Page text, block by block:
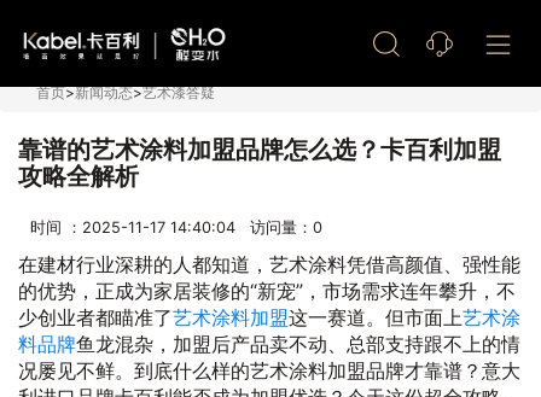
首页>新闻动态>艺术漆答疑
靠谱的艺术涂料加盟品牌怎么选？卡百利加盟
攻略全解析
时间 ：2025-11-17 14:40:04 访问量： 0
在建材行业深耕的人都知道，艺术涂料凭借高颜值、强性能
的优势，正成为家居装修的“新宠”，市场需求连年攀升，不
少创业者都瞄准了艺术涂料加盟这一赛道。但市面上艺术涂
料品牌鱼龙混杂，加盟后产品卖不动、总部支持跟不上的情
况屡见不鲜。到底什么样的艺术涂料加盟品牌才靠谱？意大